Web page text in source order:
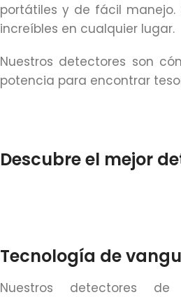
portátiles y de fácil
increíbles en cualquier lugar.
Nuestros detectores son
potencia para encontrar
Descubre el mejor
Tecnología de
Nuestros detectores